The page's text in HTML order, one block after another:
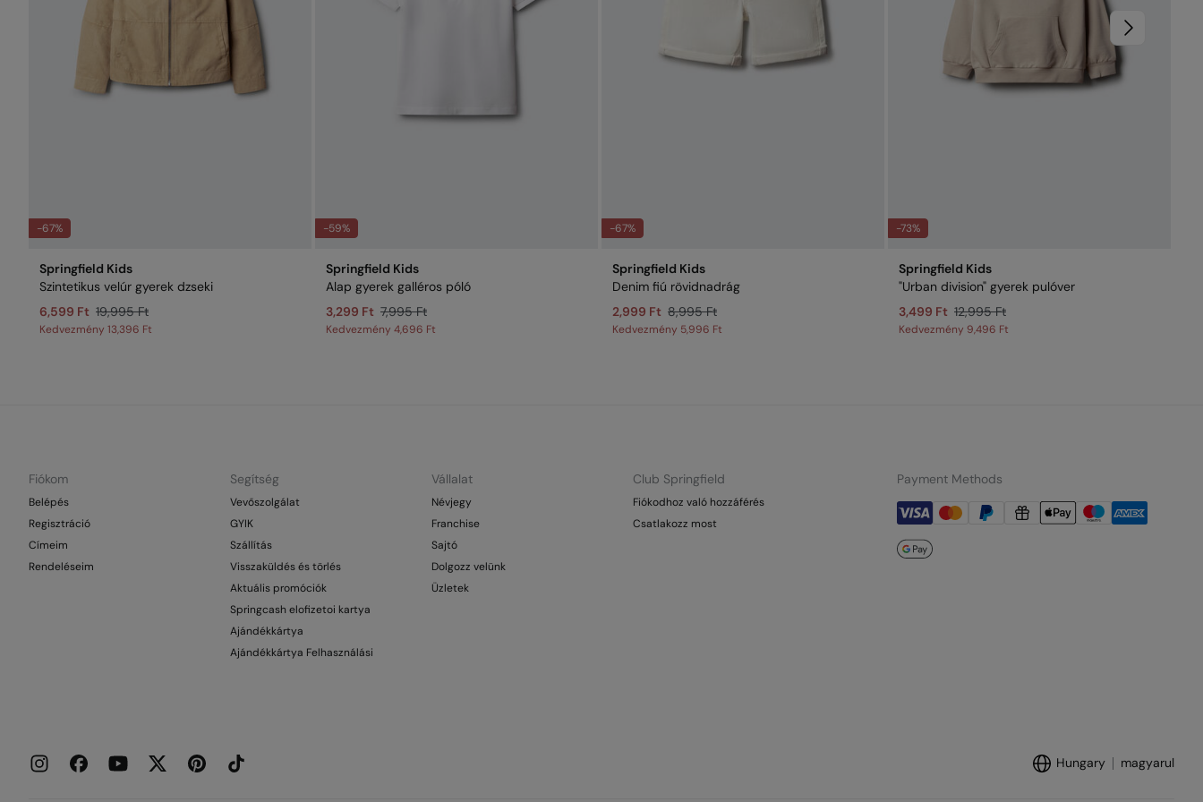
-67%
Springfield Kids
Szintetikus velúr gyerek dzseki
6,599 Ft 19,995 Ft
Kedvezmény 13,396 Ft
-59%
Springfield Kids
Alap gyerek galléros póló
3,299 Ft 7,995 Ft
Kedvezmény 4,696 Ft
-67%
Springfield Kids
Denim fiú rövidnadrág
2,999 Ft 8,995 Ft
Kedvezmény 5,996 Ft
-73%
Springfield Kids
"Urban division" gyerek pulóver
3,499 Ft 12,995 Ft
Kedvezmény 9,496 Ft
Fiókom
Belépés
Regisztráció
Címeim
Rendeléseim
Segítség
Vevőszolgálat
GYIK
Szállítás
Visszaküldés és törlés
Aktuális promóciók
Springcash elofizetoi kartya
Ajándékkártya
Ajándékkártya Felhasználási
Vállalat
Névjegy
Franchise
Sajtó
Dolgozz velünk
Üzletek
Club Springfield
Fiókodhoz való hozzáférés
Csatlakozz most
Payment Methods
Hungary magyarul